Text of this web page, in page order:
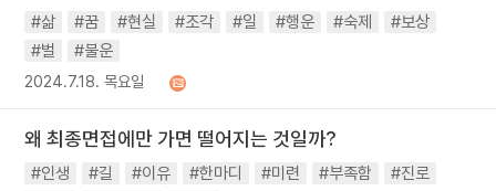
#삶 #꿈 #현실 #조각 #일 #행운 #숙제
#보상
#벌
#불운
2024.7.18. 목요일
왜 최종면접에만 가면 떨어지는 것일까?
#인생 #길 #이유 #한마디 #미련 #부족함
#진로